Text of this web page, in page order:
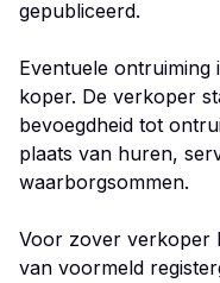
gepubliceerd.
Eventuele
koper. De verkoper
bevoegdheid tot
plaats van huren,
waarborgsommen.
Voor zover verkoper
van voormeld